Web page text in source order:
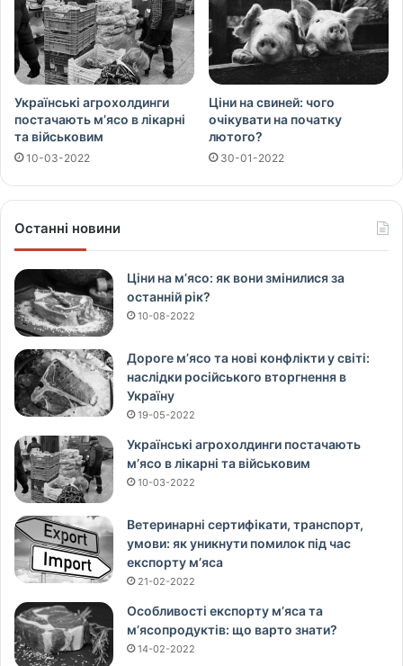
Українські агрохолдинги
постачають м’ясо в лікарні
та військовим
10-03-2022
Ціни на свиней: чого
очікувати на початку
лютого?
30-01-2022
Останні новини
Ціни на м’ясо: як вони змінилися за
останній рік?
10-08-2022
Дороге м’ясо та нові конфлікти у світі:
наслідки російського вторгнення в
Україну
19-05-2022
Українські агрохолдинги постачають
м’ясо в лікарні та військовим
10-03-2022
Ветеринарні сертифікати, транспорт,
умови: як уникнути помилок під час
експорту м’яса
21-02-2022
Особливості експорту м’яса та
м’ясопродуктів: що варто знати?
14-02-2022